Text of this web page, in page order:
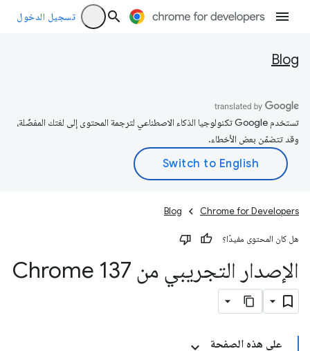
تسجيل الدخول
Blog
تستخدم Google تكنولوجيا الذكاء الاصطناعي لترجمة المحتوى إلى لغتك المفضّلة،
وقد تتضمّن بعض الأخطاء.
Chrome for Developers
Blog
هل كان المحتوى مفيدًا؟
الإصدار التجريبي من Chrome 137
على هذه الصفحة